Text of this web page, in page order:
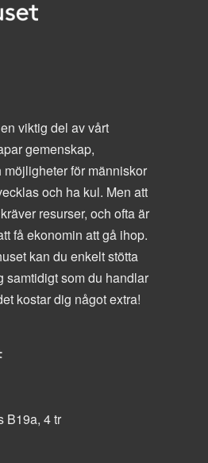
viktig del av vårt
gemenskap,
för människor
och ha kul. Men att
resurser, och ofta är
få ekonomin att gå ihop.
kan du enkelt stötta
samtidigt som du handlar
kostar dig något extra!
B19a, 4 tr